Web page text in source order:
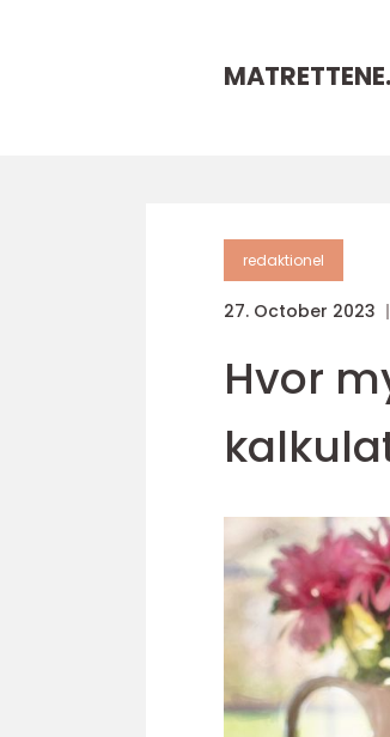
MATRETTENE.
redaktionel
27. October 2023
Hvor